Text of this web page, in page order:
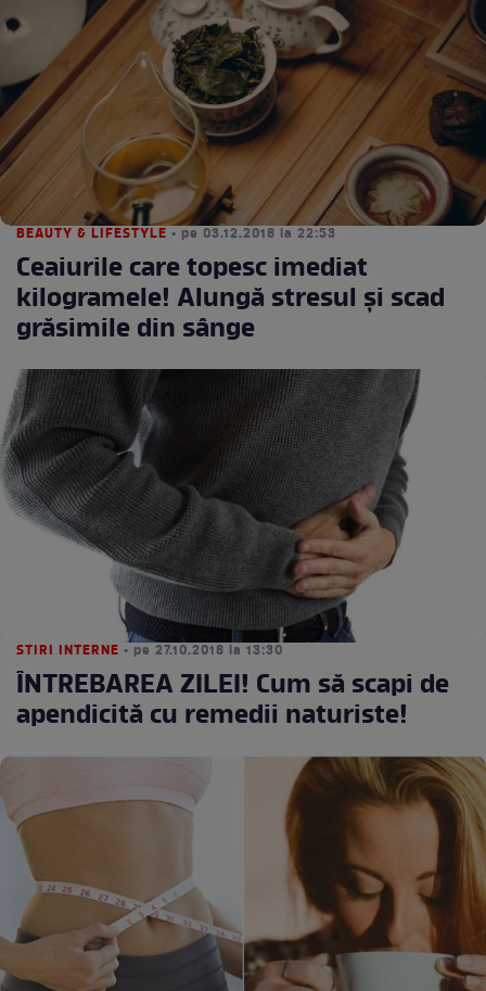
BEAUTY & LIFESTYLE • pe 03.12.2018 la 22:53
Ceaiurile care topesc imediat
kilogramele! Alungă stresul și scad
grăsimile din sânge
STIRI INTERNE • pe 27.10.2018 la 13:30
ÎNTREBAREA ZILEI! Cum să scapi de
apendicită cu remedii naturiste!